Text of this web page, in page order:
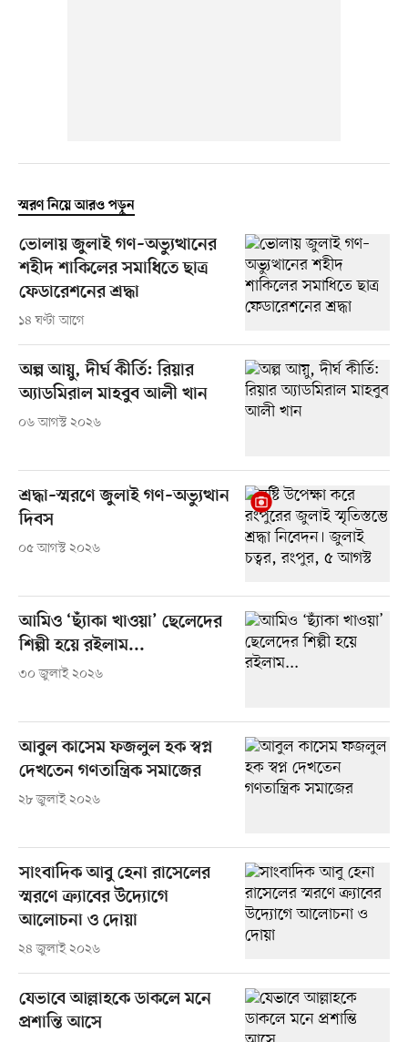
স্মরণ নিয়ে আরও পড়ুন
ভোলায় জুলাই গণ–অভ্যুত্থানের
শহীদ শাকিলের সমাধিতে ছাত্র
ফেডারেশনের শ্রদ্ধা
১৪ ঘণ্টা আগে
অল্প আয়ু, দীর্ঘ কীর্তি: রিয়ার
অ্যাডমিরাল মাহবুব আলী খান
০৬ আগস্ট ২০২৬
শ্রদ্ধা–স্মরণে জুলাই গণ–অভ্যুত্থান
দিবস
০৫ আগস্ট ২০২৬
আমিও ‘ছ্যাঁকা খাওয়া’ ছেলেদের
শিল্পী হয়ে রইলাম...
৩০ জুলাই ২০২৬
আবুল কাসেম ফজলুল হক স্বপ্ন
দেখতেন গণতান্ত্রিক সমাজের
২৮ জুলাই ২০২৬
সাংবাদিক আবু হেনা রাসেলের
স্মরণে ক্র্যাবের উদ্যোগে
আলোচনা ও দোয়া
২৪ জুলাই ২০২৬
যেভাবে আল্লাহকে ডাকলে মনে
প্রশান্তি আসে